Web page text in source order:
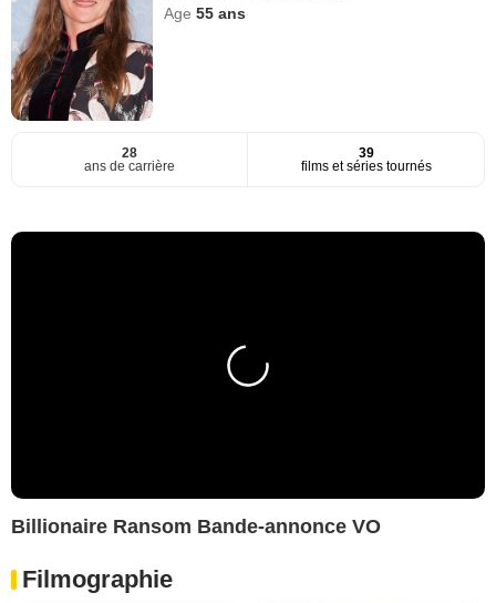
Age55 ans
28
ans de carrière
39
films et séries tournés
Billionaire Ransom Bande-annonce VO
Filmographie